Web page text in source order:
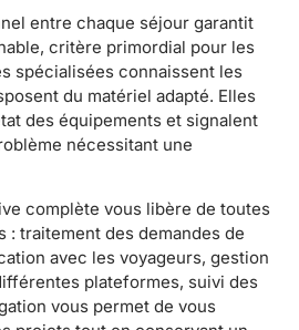
entre chaque séjour garantit
critère primordial pour les
spécialisées connaissent les
du matériel adapté. Elles
des équipements et signalent
nécessitant une
complète vous libère de toutes
: traitement des demandes de
avec les voyageurs, gestion
plateformes, suivi des
vous permet de vous